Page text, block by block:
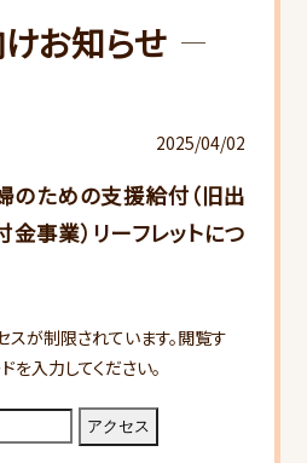
お知らせ
のための支援給付（旧出
事業）リーフレットにつ
2025/04/02
スが制限されています。閲覧す
を入力してください。
HOME